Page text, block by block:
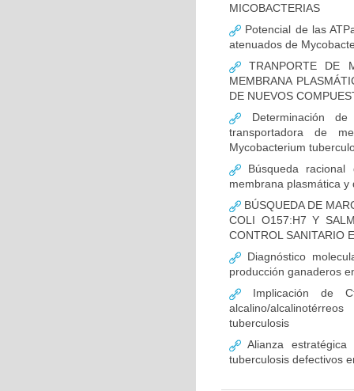
MICOBACTERIAS
Potencial de las
atenuados de
TRANPORTE DE
MEMBRANA
DE NUEVOS
Determinación
transportadora de
Mycobacterium
Búsqueda
membrana plasmática
BÚSQUEDA DE
COLI O157:H7 Y
CONTROL SANITARIO
Diagnóstico
producción ganaderos
Implicación de
alcalino/
tuberculosis
Alianza
tuberculosis defectivos